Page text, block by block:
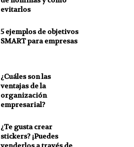
evitarlos
5 ejemplos de objetivos
SMART para empresas
¿Cuáles son las
ventajas de la
organización
empresarial?
¿Te gusta crear
stickers? ¡Puedes